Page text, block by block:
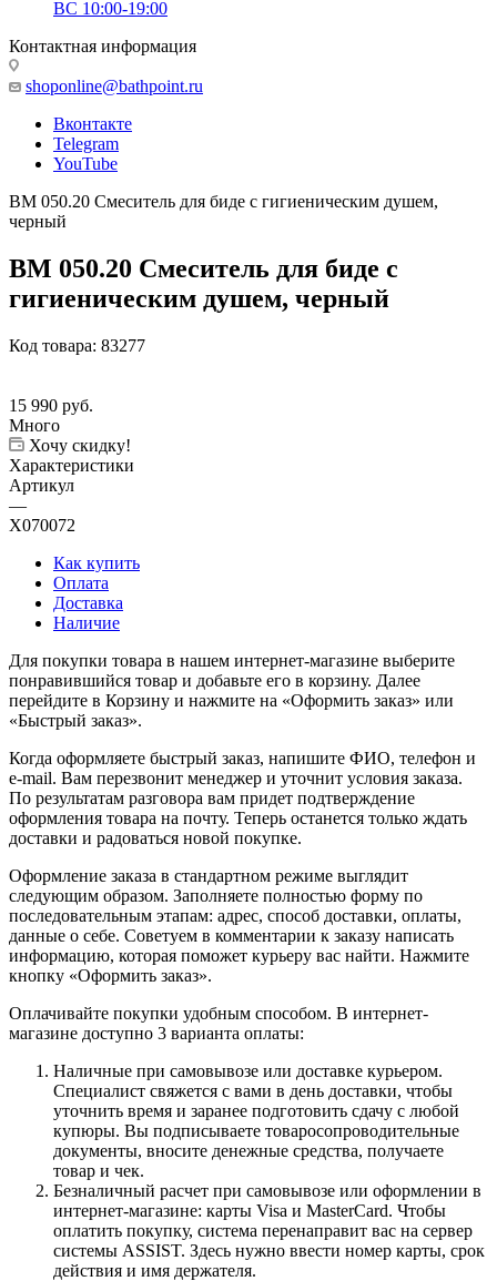
ВС 10:00-19:00
Контактная информация
shoponline@bathpoint.ru
Вконтакте
Telegram
YouTube
BM 050.20 Смеситель для биде с гигиеническим душем,
черный
BM 050.20 Смеситель для биде с
гигиеническим душем, черный
Код товара: 83277
15 990 руб.
Много
Хочу скидку!
Характеристики
Артикул
—
X070072
Как купить
Оплата
Доставка
Наличие
Для покупки товара в нашем интернет-магазине выберите
понравившийся товар и добавьте его в корзину. Далее
перейдите в Корзину и нажмите на «Оформить заказ» или
«Быстрый заказ».
Когда оформляете быстрый заказ, напишите ФИО, телефон и
e-mail. Вам перезвонит менеджер и уточнит условия заказа.
По результатам разговора вам придет подтверждение
оформления товара на почту. Теперь останется только ждать
доставки и радоваться новой покупке.
Оформление заказа в стандартном режиме выглядит
следующим образом. Заполняете полностью форму по
последовательным этапам: адрес, способ доставки, оплаты,
данные о себе. Советуем в комментарии к заказу написать
информацию, которая поможет курьеру вас найти. Нажмите
кнопку «Оформить заказ».
Оплачивайте покупки удобным способом. В интернет-
магазине доступно 3 варианта оплаты:
Наличные при самовывозе или доставке курьером.
Специалист свяжется с вами в день доставки, чтобы
уточнить время и заранее подготовить сдачу с любой
купюры. Вы подписываете товаросопроводительные
документы, вносите денежные средства, получаете
товар и чек.
Безналичный расчет при самовывозе или оформлении в
интернет-магазине: карты Visa и MasterCard. Чтобы
оплатить покупку, система перенаправит вас на сервер
системы ASSIST. Здесь нужно ввести номер карты, срок
действия и имя держателя.